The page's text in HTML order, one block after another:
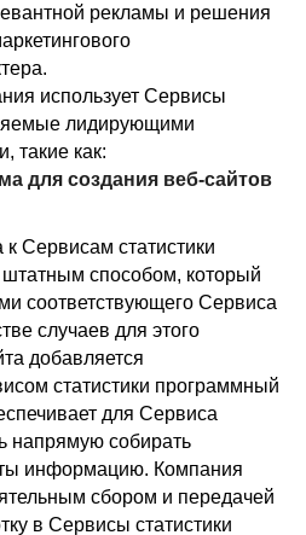
рекламы и решения
использует Сервисы
лидирующими
такие как:
для создания веб-сайтов
Сервисам статистики
штатным способом, который
соответствующего Сервиса
случаев для этого
добавляется
статистики программный
для Сервиса
напрямую собирать
информацию. Компания
сбором и передачей
в Сервисы статистики